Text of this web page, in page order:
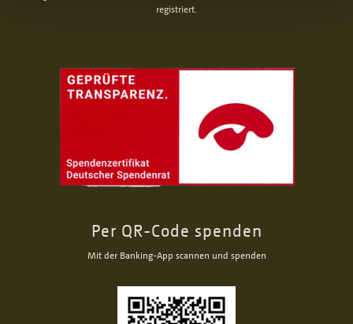
registriert.
Per QR-Code spenden
Mit der Banking-App scannen und spenden